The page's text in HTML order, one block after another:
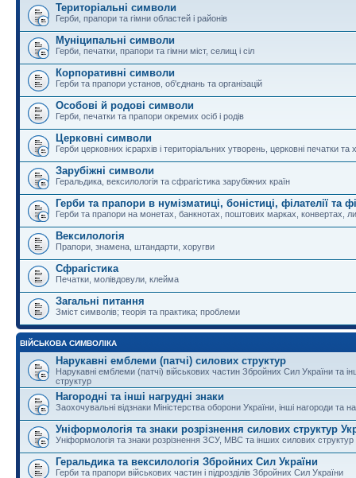
Територіальні символи
Герби, прапори та гімни областей і районів
Муніципальні символи
Герби, печатки, прапори та гімни міст, селищ і сіл
Корпоративні символи
Герби та прапори установ, об'єднань та організацій
Особові й родові символи
Герби, печатки та прапори окремих осіб і родів
Церковні символи
Герби церковних ієрархів і територіальних утворень, церковні печатки та
Зарубіжні символи
Геральдика, вексилологія та сфрагістика зарубіжних країн
Герби та прапори в нумізматиці, боністиці, філателії та
Герби та прапори на монетах, банкнотах, поштових марках, конвертах,
Вексилологія
Прапори, знамена, штандарти, хоругви
Сфрагістика
Печатки, молівдовули, клейма
Загальні питання
Зміст символів; теорія та практика; проблеми
ВІЙСЬКОВА СИМВОЛІКА
Нарукавні емблеми (патчі) силових структур
Нарукавні емблеми (патчі) військових частин Збройних Сил України та
структур
Нагородні та інші нагрудні знаки
Заохочувальні відзнаки Міністерства оборони України, інші нагороди та
Уніформологія та знаки розрізнення силових структур
Уніформологія та знаки розрізнення ЗСУ, МВС та інших силових структур
Геральдика та вексилологія Збройних Сил України
Герби та прапори військових частин і підрозділів Збройних Сил України